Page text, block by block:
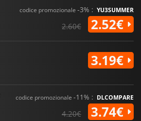
codice promozionale -3% : YU3SUMMER
2.60€ 2.52€
3.19€
codice promozionale -11% : DLCOMPARE
4.20€ 3.74€